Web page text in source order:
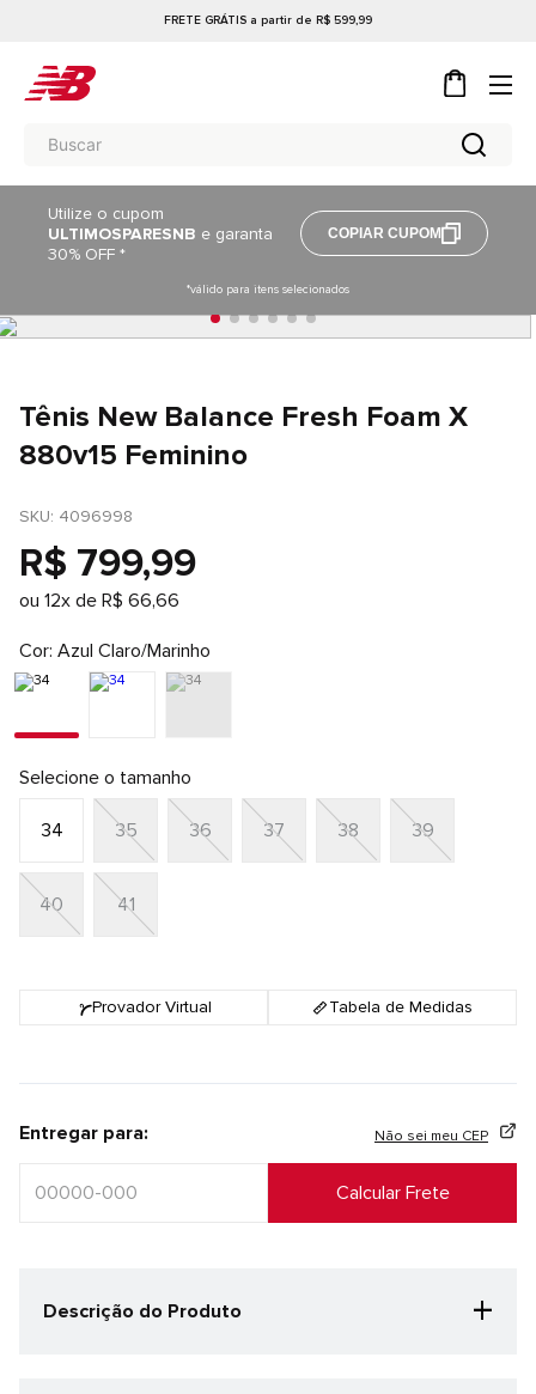
FRETE GRÁTIS a partir de R$ 599,99
Utilize o cupom
ULTIMOSPARESNB e garanta
30% OFF *
COPIAR CUPOM
*válido para itens selecionados
Tênis New Balance Fresh Foam X
880v15 Feminino
SKU: 4096998
R$ 799,99
ou 12x de R$ 66,66
Cor Azul Claro/Marinho
Selecione o tamanho
34 35 36 37 38 39
40 41
Provador Virtual Tabela de Medidas
Entregar para: Não sei meu CEP
Descrição do Produto +